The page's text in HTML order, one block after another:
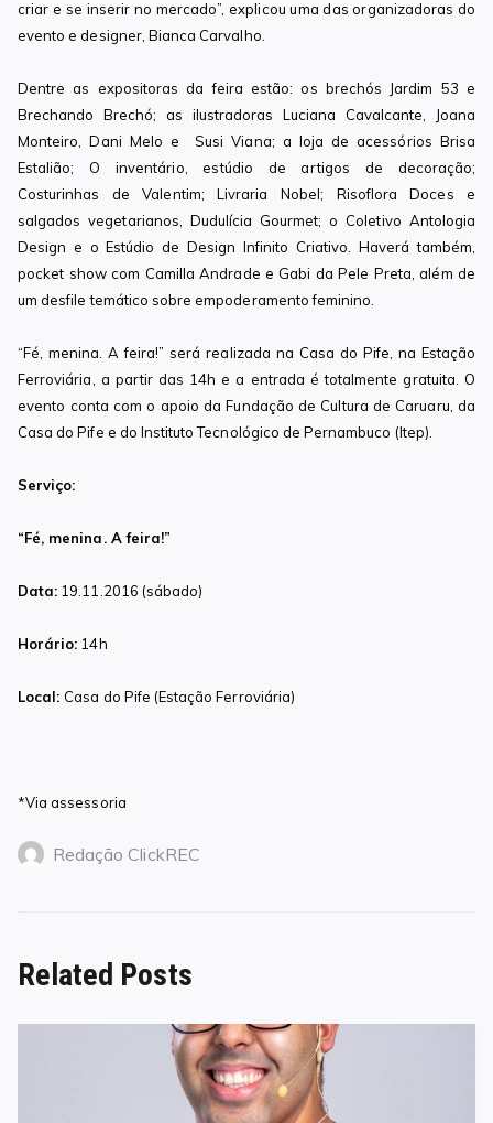
criar e se inserir no mercado”, explicou uma das organizadoras do
evento e designer, Bianca Carvalho.
Dentre as expositoras da feira estão: os brechós Jardim 53 e
Brechando Brechó; as ilustradoras Luciana Cavalcante, Joana
Monteiro, Dani Melo e Susi Viana; a loja de acessórios Brisa
Estalião; O inventário, estúdio de artigos de decoração;
Costurinhas de Valentim; Livraria Nobel; Risoflora Doces e
salgados vegetarianos, Dudulícia Gourmet; o Coletivo Antologia
Design e o Estúdio de Design Infinito Criativo. Haverá também,
pocket show com Camilla Andrade e Gabi da Pele Preta, além de
um desfile temático sobre empoderamento feminino.
“Fé, menina. A feira!” será realizada na Casa do Pife, na Estação
Ferroviária, a partir das 14h e a entrada é totalmente gratuita. O
evento conta com o apoio da Fundação de Cultura de Caruaru, da
Casa do Pife e do Instituto Tecnológico de Pernambuco (Itep).
Serviço:
“Fé, menina. A feira!”
Data: 19.11.2016 (sábado)
Horário: 14h
Local: Casa do Pife (Estação Ferroviária)
*Via assessoria
Redação ClickREC
Related Posts